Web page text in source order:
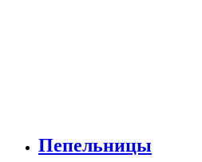
Пепельницы